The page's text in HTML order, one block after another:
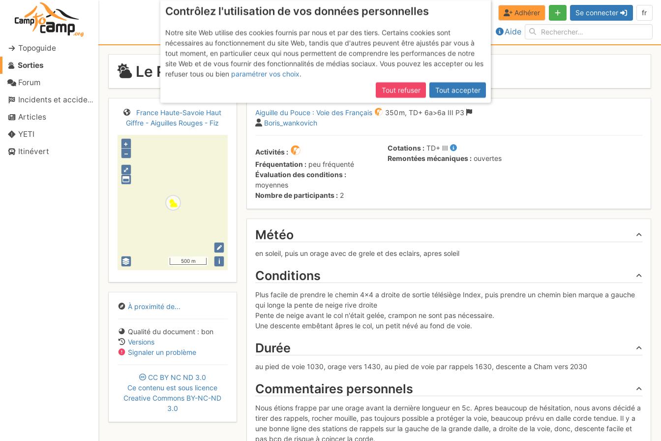
Topoguide
Sorties
Forum
Incidents et accidents
Articles
YETI
Itinévert
Aide
Adhérer Se connecter fr
Le Pouce : Voie des Français
France Haute-Savoie Haut
Giffre - Aiguilles Rouges - Fiz
⤢
+
–
500 m i
À proximité de...
Qualité du document
bon
Versions
Signaler un problème
CC BY NC ND 3.0
Ce contenu est sous licence
Creative Commons BY-NC-ND
3.0
Aiguille du Pouce : Voie des Français 350 m,TD+ 6a>6a III P3
Boris_wankovich
Activités
Fréquentation
peu fréquenté
Évaluation des conditions
moyennes
Nombre de participants
2
Cotations TD+ III
Remontées mécaniques
ouvertes
Météo
en soleil, puis un orage avec de grele et des eclairs, apres soleil
Conditions
Plus facile de prendre le chemin 4x4 a droite de sortie télésiège Index, puis prendre un chemin bien marque a gauche
qui longe la pente de neige rive droite
Pente de neige avant le col n'était gelée, crampon ne sont pas nécessaire.
Une descente embêtant âpres le col, un petit névé au fond de voie.
Durée
au pied de voie 1030, orage vers 1430, au pied de voie par rappels 1630, descente a Cham vers 2030
Commentaires personnels
Nous étions frappe par une orage avant la dernière longueur en 5c. Apres beaucoup de hésitation, nous avons décidé a
tirer des rappels, rocher mouille, pas toujours possible a protéger la voie, beaucoup prévu en dalle corde tendue. Il y a
une bonne ligne des stations de rappels sur la gauche de la grande dalle, a droite de la voie, donc, descente facile et
pas bcp de risque à coincer la corde.
Contrôlez l'utilisation de vos données personnelles
Notre site Web utilise des cookies fournis par nous et par des tiers. Certains cookies sont
nécessaires au fonctionnement du site Web, tandis que d'autres peuvent être ajustés par vous à
tout moment, en particulier ceux qui nous permettent de comprendre les performances de notre
site Web et de vous fournir des fonctionnalités de médias sociaux. Vous pouvez les accepter ou les
refuser tous ou bien paramétrer vos choix.
Tout refuser
Tout accepter